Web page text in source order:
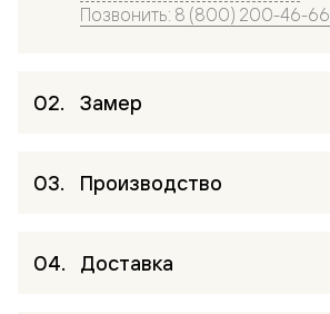
Позвонить: 8 (800) 200-46-66
Замер
Производство
Доставка